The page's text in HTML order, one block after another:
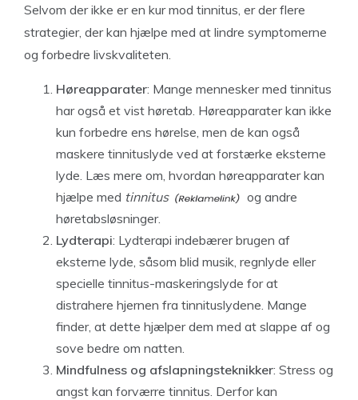
Selvom der ikke er en kur mod tinnitus, er der flere
strategier, der kan hjælpe med at lindre symptomerne
og forbedre livskvaliteten.
Høreapparater: Mange mennesker med tinnitus
har også et vist høretab. Høreapparater kan ikke
kun forbedre ens hørelse, men de kan også
maskere tinnituslyde ved at forstærke eksterne
lyde. Læs mere om, hvordan høreapparater kan
hjælpe med tinnitus
og andre
høretabsløsninger.
Lydterapi: Lydterapi indebærer brugen af
eksterne lyde, såsom blid musik, regnlyde eller
specielle tinnitus-maskeringslyde for at
distrahere hjernen fra tinnituslydene. Mange
finder, at dette hjælper dem med at slappe af og
sove bedre om natten.
Mindfulness og afslapningsteknikker: Stress og
angst kan forværre tinnitus. Derfor kan